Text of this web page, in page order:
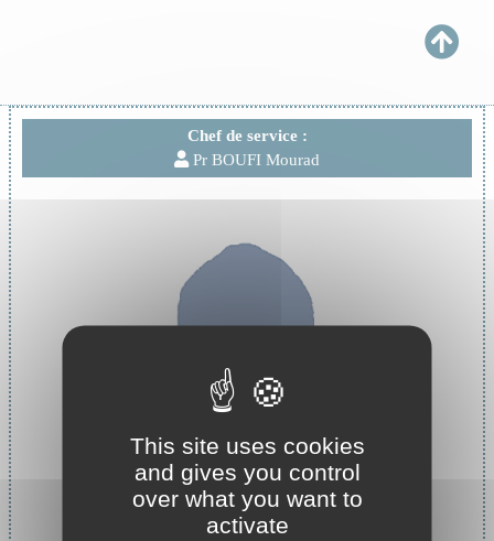
Chef de service :
Pr BOUFI Mourad
This site uses cookies
and gives you control
over what you want to
activate